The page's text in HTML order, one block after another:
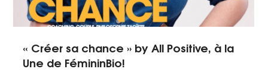
« Créer sa chance » by All Positive, à la
Une de FémininBio!